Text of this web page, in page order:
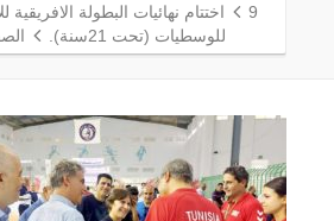
9
اختتام نهائيات البطولة الافريقية
للوسطيات (تحت 21سنة).